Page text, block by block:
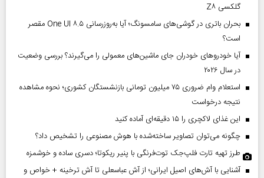
گلکسی Z۸
بحران باتری در گوشی‌های سامسونگ؛ آیا به‌روزرسانی One UI ۸.۵ مقصر
است؟
آیا خودروهای خودران جای ماشین‌های معمولی را می‌گیرند؟ بررسی وضعیت
در سال ۲۰۲۶
استعلام وام ضروری ۷۵ میلیون تومانی بازنشستگان کشوری؛ نحوه مشاهده
نتیجه درخواست
این غذای لاکچری را ۱۵ دقیقه‌ای آماده کنید
چگونه می‌توان تصاویر ساخته‌شده با هوش مصنوعی را تشخیص داد؟
طرز تهیه تارت فلپ‌جک توت‌فرنگی با پنیر ریکوتا؛ دسری ساده و خوشمزه
آشنایی با آش‌های اصیل ایرانی؛ از آش عباسعلی تا آش ترخینه + خواص و